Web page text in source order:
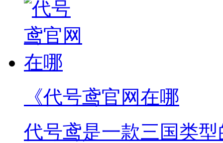
《代号鸢官网在哪
代号鸢是一款三国类